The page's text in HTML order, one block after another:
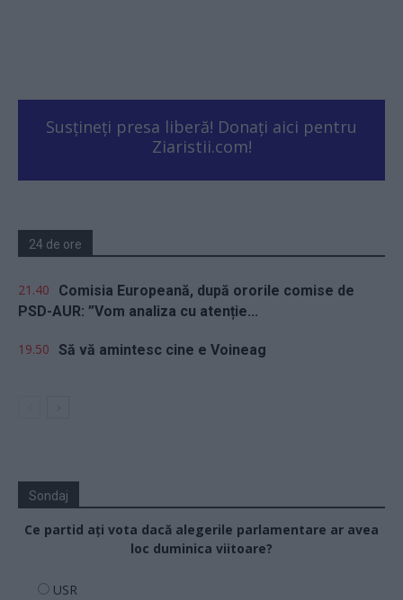
Susțineți presa liberă! Donați aici pentru
Ziaristii.com!
24 de ore
21.40
Comisia Europeană, după ororile comise de
PSD-AUR: ”Vom analiza cu atenție...
19.50 Să vă amintesc cine e Voineag
Sondaj
Ce partid ați vota dacă alegerile parlamentare ar avea
loc duminica viitoare?
USR